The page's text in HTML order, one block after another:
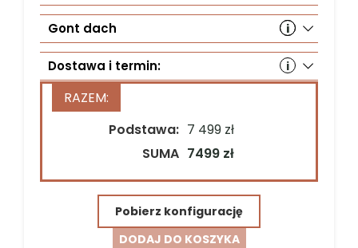
Gont dach
Dostawa i termin:
Podstawa: 7 499 zł
SUMA 7499 zł
Pobierz konfigurację
DODAJ DO KOSZYKA